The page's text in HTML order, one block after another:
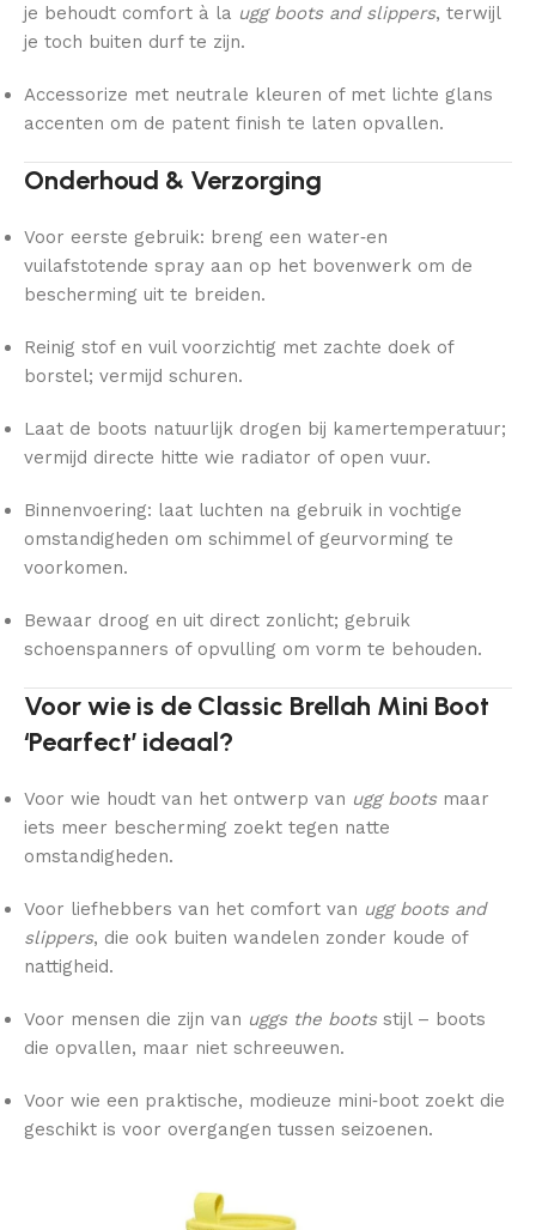
je behoudt comfort à la ugg boots and slippers, terwijl
je toch buiten durf te zijn.
Accessorize met neutrale kleuren of met lichte glans
accenten om de patent finish te laten opvallen.
Onderhoud & Verzorging
Voor eerste gebruik: breng een water‑en
vuilafstotende spray aan op het bovenwerk om de
bescherming uit te breiden.
Reinig stof en vuil voorzichtig met zachte doek of
borstel; vermijd schuren.
Laat de boots natuurlijk drogen bij kamertemperatuur;
vermijd directe hitte wie radiator of open vuur.
Binnenvoering: laat luchten na gebruik in vochtige
omstandigheden om schimmel of geurvorming te
voorkomen.
Bewaar droog en uit direct zonlicht; gebruik
schoenspanners of opvulling om vorm te behouden.
Voor wie is de Classic Brellah Mini Boot
‘Pearfect’ ideaal?
Voor wie houdt van het ontwerp van ugg bootsmaar
iets meer bescherming zoekt tegen natte
omstandigheden.
Voor liefhebbers van het comfort van ugg boots and
slippers, die ook buiten wandelen zonder koude of
nattigheid.
Voor mensen die zijn van uggs the bootsstijl – boots
die opvallen, maar niet schreeuwen.
Voor wie een praktische, modieuze mini‑boot zoekt die
geschikt is voor overgangen tussen seizoenen.